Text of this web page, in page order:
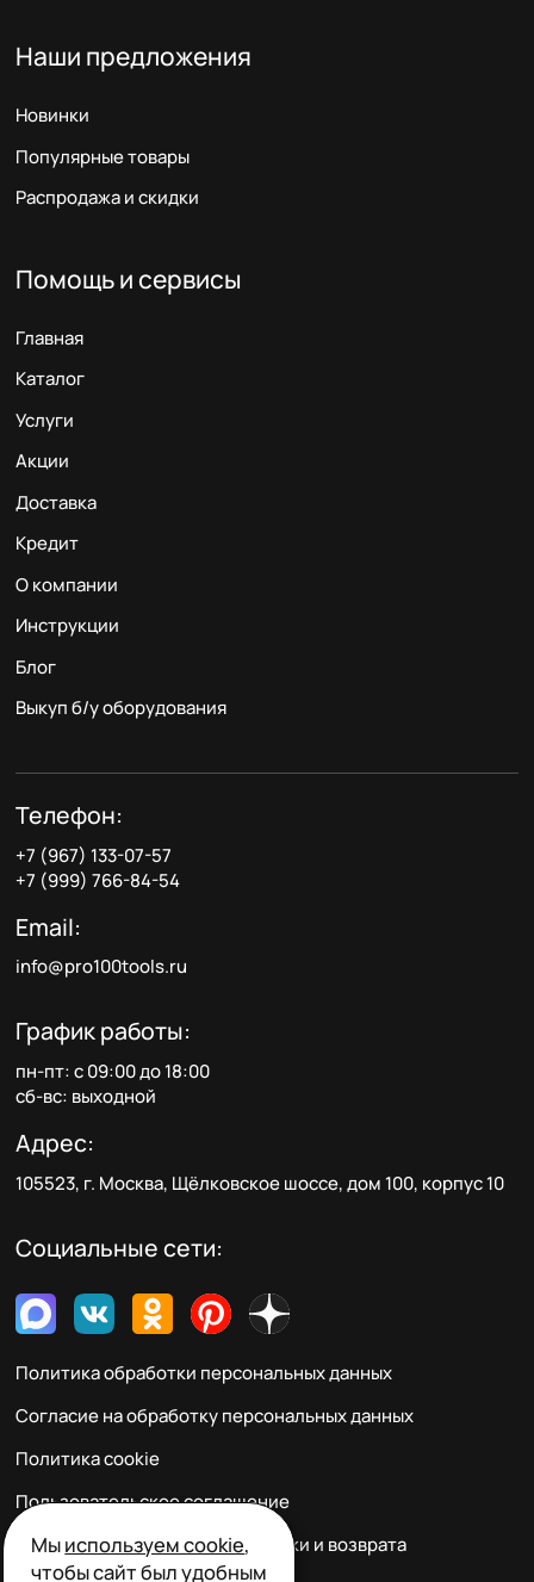
Наши предложения
Новинки
Популярные товары
Распродажа и скидки
Помощь и сервисы
Главная
Каталог
Услуги
Акции
Доставка
Кредит
О компании
Инструкции
Блог
Выкуп б/у оборудования
Телефон:
+7 (967) 133-07-57
+7 (999) 766-84-54
Email:
info@pro100tools.ru
График работы:
пн-пт: с 09:00 до 18:00
сб-вс: выходной
Адрес:
105523, г. Москва, Щёлковское шоссе, дом 100, корпус 10
Социальные сети:
Политика обработки персональных данных
Согласие на обработку персональных данных
Политика cookie
Пользовательское соглашение
Правила заказа, оплаты, доставки и возврата
Мыиспользуем cookie,
чтобы сайт был удобным